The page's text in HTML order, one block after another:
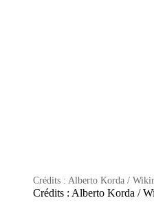
Crédits : Alberto Korda /
Crédits : Alberto Korda /